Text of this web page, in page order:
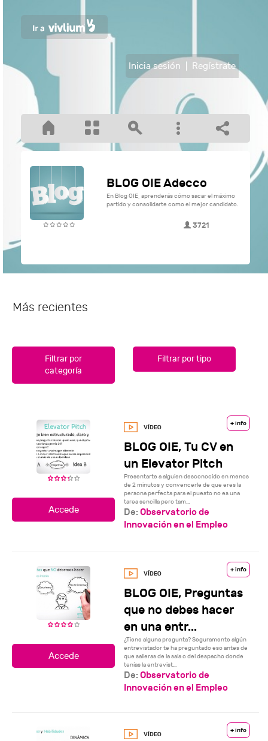
Inicia sesión Regístrate
BLOG OIE Adecco
En Blog OIE, aprenderás cómo sacar el máximo
partido y consolidarte como el mejor candidato.
3721
Más recientes
Filtrar por
categoría
Filtrar por tipo
+ info
BLOG OIE, Tu CV en
un Elevator Pitch
Presentarte a alguien desconocido en menos
de 2 minutos y convencerle de que eres la
persona perfecta para el puesto no es una
tarea sencilla pero tam...
De:Observatorio de
Innovación en el Empleo
+ info
BLOG OIE, Preguntas
que no debes hacer
en una entr...
¿Tiene alguna pregunta? Seguramente algún
entrevistador te ha preguntado eso antes de
que salieras de la sala o del despacho donde
tenías la entrevist...
De:Observatorio de
Innovación en el Empleo
+ info